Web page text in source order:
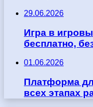
29.06.2026
Игра в
бесплатно,
01.06.2026
Платформа
всех этапах